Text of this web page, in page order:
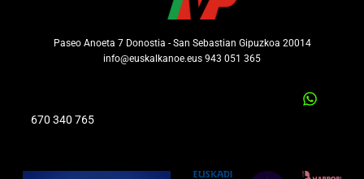
Paseo Anoeta 7 Donostia - San Sebastian Gipuzkoa 20014
info@euskalkanoe.eus 943 051 365
670 340 765